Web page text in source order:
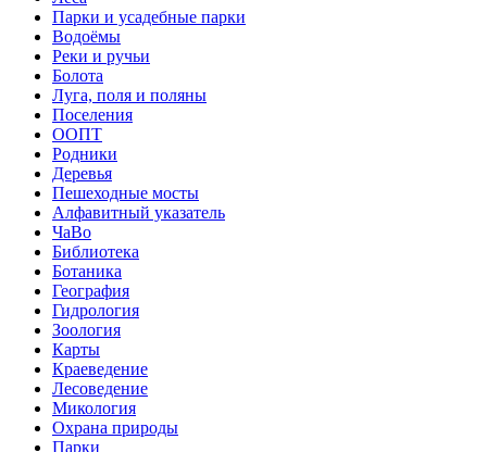
Парки и усадебные парки
Водоёмы
Реки и ручьи
Болота
Луга, поля и поляны
Поселения
ООПТ
Родники
Деревья
Пешеходные мосты
Алфавитный указатель
ЧаВо
Библиотека
Ботаника
География
Гидрология
Зоология
Карты
Краеведение
Лесоведение
Микология
Охрана природы
Парки